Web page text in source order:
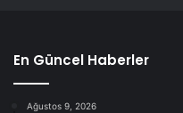
En Güncel Haberler
Ağustos 9, 2026